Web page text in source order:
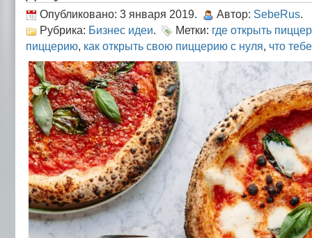
Опубликовано: 3 января 2019. Автор: SebeRus.
Рубрика: Бизнес идеи. Метки: где открыть
пиццерию, как открыть свою пиццерию с нуля, что